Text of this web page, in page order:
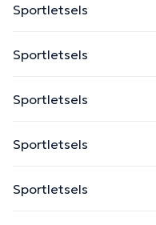
Sportletsels
Sportletsels
Sportletsels
Sportletsels
Sportletsels